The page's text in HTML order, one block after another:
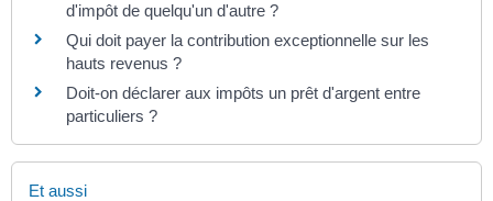
d'impôt de quelqu'un d'autre ?
Qui doit payer la contribution exceptionnelle sur les
hauts revenus ?
Doit-on déclarer aux impôts un prêt d'argent entre
particuliers ?
Et aussi